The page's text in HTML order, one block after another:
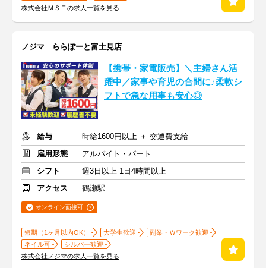
株式会社ＭＳＴの求人一覧を見る
ノジマ ららぽーと富士見店
【携帯・家電販売】＼主婦さん活
躍中／家事や育児の合間に♪柔軟シ
フトで急な用事も安心◎
給与
時給1600円以上 ＋ 交通費支給
雇用形態
アルバイト・パート
シフト
週3日以上 1日4時間以上
アクセス
鶴瀬駅
オンライン面接可
短期（1ヶ月以内OK） 大学生歓迎
副業・Ｗワーク歓迎
ネイル可
シルバー歓迎
株式会社ノジマの求人一覧を見る